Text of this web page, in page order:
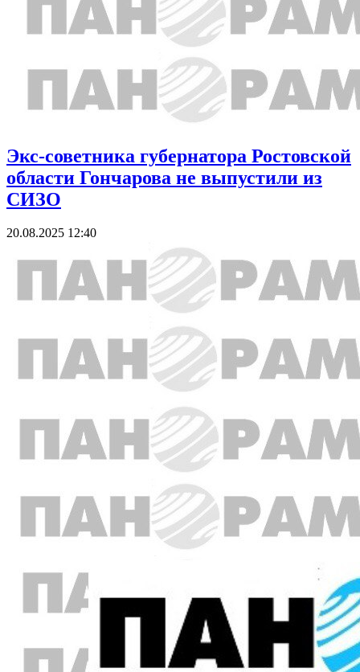
Экс-советника губернатора Ростовской
области Гончарова не выпустили из
СИЗО
20.08.2025 12:40